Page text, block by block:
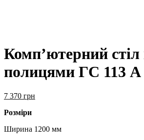
Комп’ютерний стіл
полицями ГС 113 А
7 370 грн
Розміри
Ширина 1200 мм